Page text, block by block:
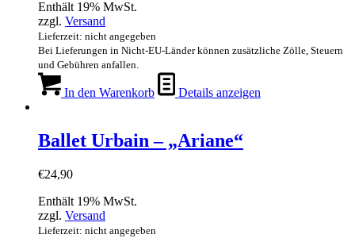
Enthält 19% MwSt.
zzgl. Versand
Lieferzeit: nicht angegeben
Bei Lieferungen in Nicht-EU-Länder können zusätzliche Zölle, Steuern
und Gebühren anfallen.
In den Warenkorb Details anzeigen
Ballet Urbain – „Ariane“
€24,90
Enthält 19% MwSt.
zzgl. Versand
Lieferzeit: nicht angegeben